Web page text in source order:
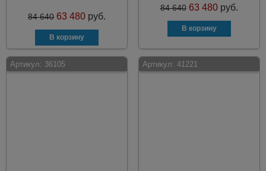
84 640 63 480 руб.
84 640 63 480 руб.
Артикул: 36105 Артикул: 41221